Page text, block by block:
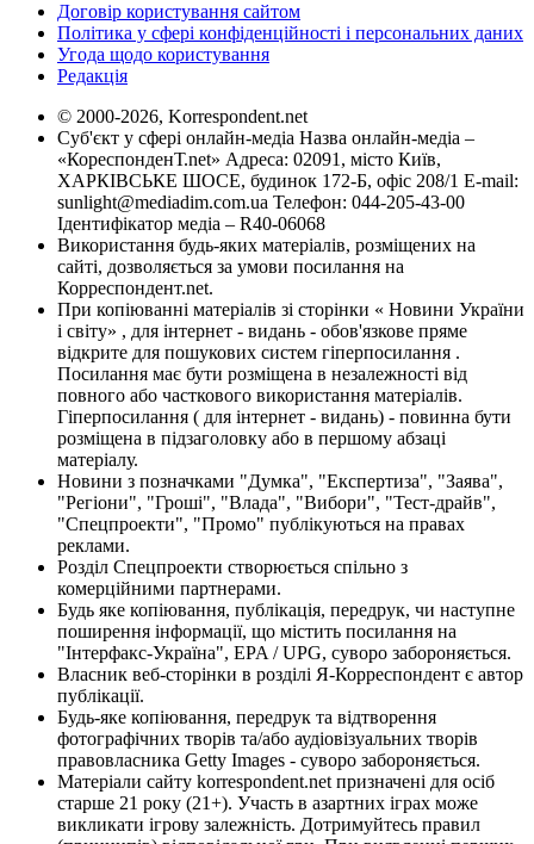
Договір користування сайтом
Політика у сфері конфіденційності і персональних даних
Угода щодо користування
Редакція
© 2000-2026, Korrespondent.net
Суб'єкт у сфері онлайн-медіа Назва онлайн-медіа –
«КореспонденТ.net» Адреса: 02091, місто Київ,
ХАРКІВСЬКЕ ШОСЕ, будинок 172-Б, офіс 208/1 E-mail:
sunlight@mediadim.com.ua Телефон: 044-205-43-00
Ідентифікатор медіа – R40-06068
Використання будь-яких матеріалів, розміщених на
сайті, дозволяється за умови посилання на
Корреспондент.net.
При копіюванні матеріалів зі сторінки « Новини України
і світу» , для інтернет - видань - обов'язкове пряме
відкрите для пошукових систем гіперпосилання .
Посилання має бути розміщена в незалежності від
повного або часткового використання матеріалів.
Гіперпосилання ( для інтернет - видань) - повинна бути
розміщена в підзаголовку або в першому абзаці
матеріалу.
Новини з позначками "Думка", "Експертиза", "Заява",
"Регіони", "Гроші", "Влада", "Вибори", "Тест-драйв",
"Спецпроекти", "Промо" публікуються на правах
реклами.
Розділ Спецпроекти створюється спільно з
комерційними партнерами.
Будь яке копіювання, публікація, передрук, чи наступне
поширення інформації, що містить посилання на
"Інтерфакс-Україна", EPA / UPG, суворо забороняється.
Власник веб-сторінки в розділі Я-Корреспондент є автор
публікації.
Будь-яке копіювання, передрук та відтворення
фотографічних творів та/або аудіовізуальних творів
правовласника Getty Images - суворо забороняється.
Матеріали сайту korrespondent.net призначені для осіб
старше 21 року (21+). Участь в азартних іграх може
викликати ігрову залежність. Дотримуйтесь правил